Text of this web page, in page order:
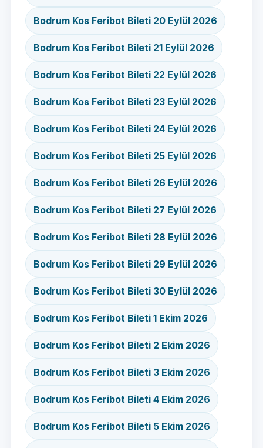
Bodrum Kos Feribot Bileti 20 Eylül 2026
Bodrum Kos Feribot Bileti 21 Eylül 2026
Bodrum Kos Feribot Bileti 22 Eylül 2026
Bodrum Kos Feribot Bileti 23 Eylül 2026
Bodrum Kos Feribot Bileti 24 Eylül 2026
Bodrum Kos Feribot Bileti 25 Eylül 2026
Bodrum Kos Feribot Bileti 26 Eylül 2026
Bodrum Kos Feribot Bileti 27 Eylül 2026
Bodrum Kos Feribot Bileti 28 Eylül 2026
Bodrum Kos Feribot Bileti 29 Eylül 2026
Bodrum Kos Feribot Bileti 30 Eylül 2026
Bodrum Kos Feribot Bileti 1 Ekim 2026
Bodrum Kos Feribot Bileti 2 Ekim 2026
Bodrum Kos Feribot Bileti 3 Ekim 2026
Bodrum Kos Feribot Bileti 4 Ekim 2026
Bodrum Kos Feribot Bileti 5 Ekim 2026